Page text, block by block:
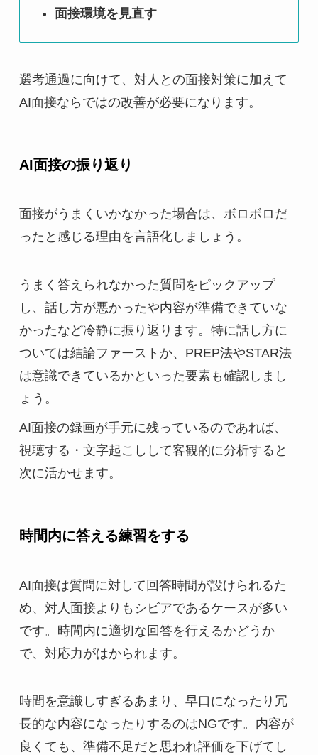
面接環境を見直す
選考通過に向けて、対人との面接対策に加えて
AI面接ならではの改善が必要になります。
AI面接の振り返り
面接がうまくいかなかった場合は、ボロボロだ
ったと感じる理由を言語化しましょう。
うまく答えられなかった質問をピックアップ
し、話し方が悪かったや内容が準備できていな
かったなど冷静に振り返ります。特に話し方に
ついては結論ファーストか、PREP法やSTAR法
は意識できているかといった要素も確認しまし
ょう。
AI面接の録画が手元に残っているのであれば、
視聴する・文字起こしして客観的に分析すると
次に活かせます。
時間内に答える練習をする
AI面接は質問に対して回答時間が設けられるた
め、対人面接よりもシビアであるケースが多い
です。時間内に適切な回答を行えるかどうか
で、対応力がはかられます。
時間を意識しすぎるあまり、早口になったり冗
長的な内容になったりするのはNGです。内容が
良くても、準備不足だと思われ評価を下げてし